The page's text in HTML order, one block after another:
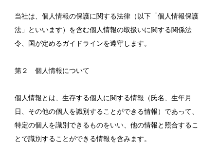
当社は、個人情報の保護に関する法律（以下「個人情報保護
法」といいます）を含む個人情報の取扱いに関する関係法
令、国が定めるガイドラインを遵守します。
第２ 個人情報について
個人情報とは、生存する個人に関する情報（氏名、生年月
日、その他の個人を識別することができる情報）であって、
特定の個人を識別できるものをいい、他の情報と照合するこ
とで識別することができる情報を含みます。